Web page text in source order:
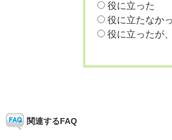
役に立った
役に立たなか
役に立ったが
関連するFAQ